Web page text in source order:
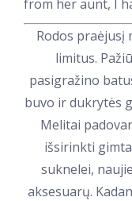
from her aunt, I
Rodos praėjusį
limitus.
pasigražino
buvo ir dukrytės
Melitai
išsirinkti
suknelei,
aksesuarų.